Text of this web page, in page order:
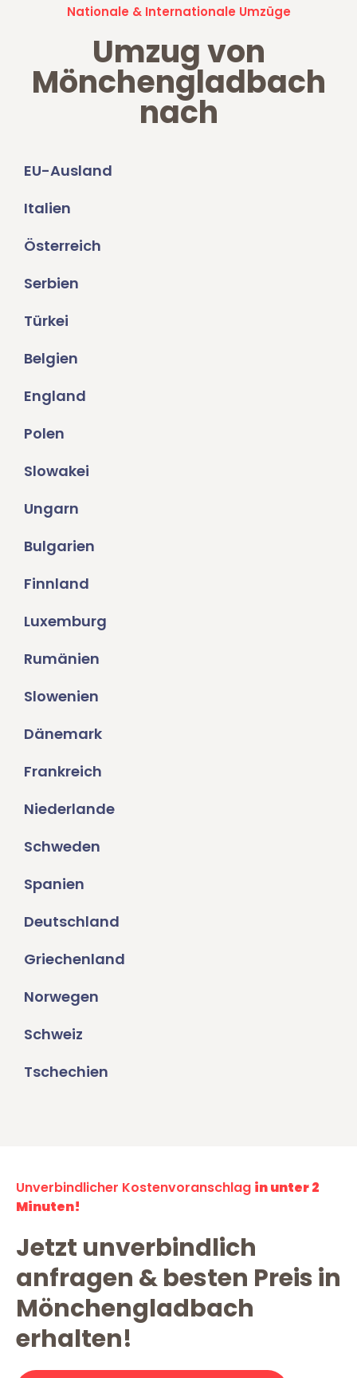
Nationale & Internationale Umzüge
Umzug von
Mönchengladbach
nach
EU-Ausland
Italien
Österreich
Serbien
Türkei
Belgien
England
Polen
Slowakei
Ungarn
Bulgarien
Finnland
Luxemburg
Rumänien
Slowenien
Dänemark
Frankreich
Niederlande
Schweden
Spanien
Deutschland
Griechenland
Norwegen
Schweiz
Tschechien
Unverbindlicher Kostenvoranschlag in unter 2
Minuten!
Jetzt unverbindlich
anfragen & besten Preis in
Mönchengladbach
erhalten!